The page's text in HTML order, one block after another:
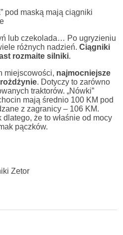
pod maską mają ciągniki
lub czekolada… Po ugryzieniu
różnych nadzień. Ciągniki
rozmaite silniki.
miejscowości, najmocniejsze
. Dotyczy to zarówno
traktorów. „Nówki”
mają średnio 100 KM pod
z zagranicy – 106 KM.
że to właśnie od mocy
pączków.
Zetor